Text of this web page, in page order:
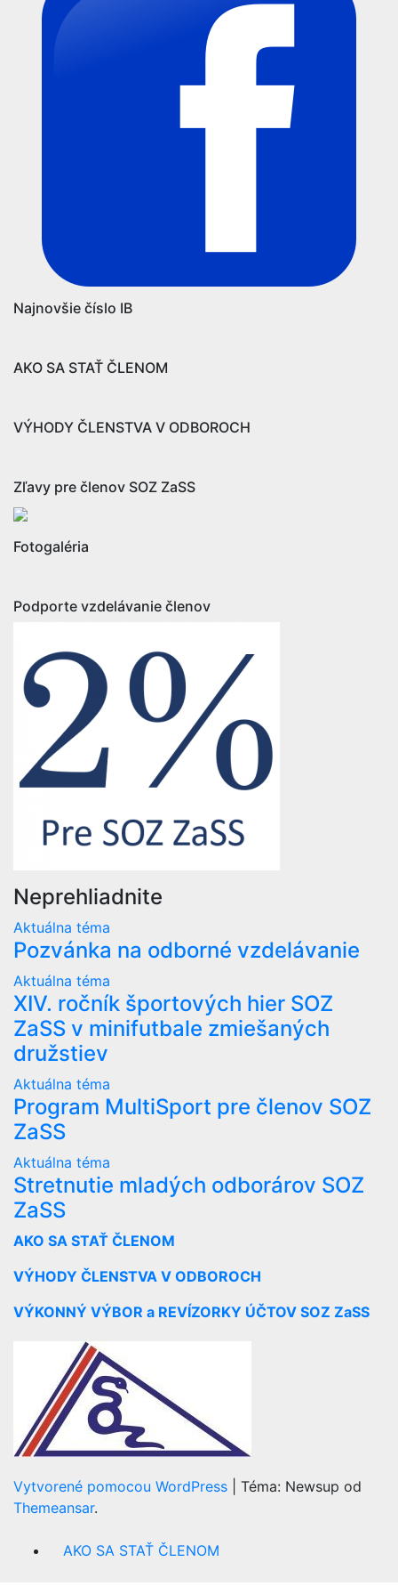
Najnovšie číslo IB
AKO SA STAŤ ČLENOM
VÝHODY ČLENSTVA V ODBOROCH
Zľavy pre členov SOZ ZaSS
Fotogaléria
Podporte vzdelávanie členov
Neprehliadnite
Aktuálna téma
Pozvánka na odborné vzdelávanie
Aktuálna téma
XIV. ročník športových hier SOZ
ZaSS v minifutbale zmiešaných
družstiev
Aktuálna téma
Program MultiSport pre členov SOZ
ZaSS
Aktuálna téma
Stretnutie mladých odborárov SOZ
ZaSS
AKO SA STAŤ ČLENOM
VÝHODY ČLENSTVA V ODBOROCH
VÝKONNÝ VÝBOR a REVÍZORKY ÚČTOV SOZ ZaSS
Vytvorené pomocou WordPress
Téma: Newsup od
Themeansar.
AKO SA STAŤ ČLENOM